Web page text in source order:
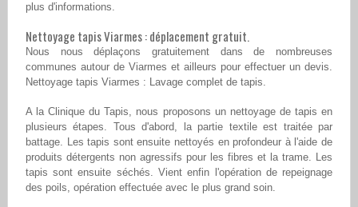
plus d'informations.
Nettoyage tapis Viarmes : déplacement gratuit.
Nous nous déplaçons gratuitement dans de nombreuses
communes autour de Viarmes et ailleurs pour effectuer un devis.
Nettoyage tapis Viarmes : Lavage complet de tapis.
A la Clinique du Tapis, nous proposons un nettoyage de tapis en
plusieurs étapes. Tous d'abord, la partie textile est traitée par
battage. Les tapis sont ensuite nettoyés en profondeur à l'aide de
produits détergents non agressifs pour les fibres et la trame. Les
tapis sont ensuite séchés. Vient enfin l'opération de repeignage
des poils, opération effectuée avec le plus grand soin.